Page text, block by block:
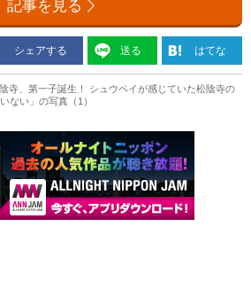
記事を見る
シェアする 送る はてな
寺、第一子誕生！ シュウペイが感じていた松陰寺の
ない」の写真（1）